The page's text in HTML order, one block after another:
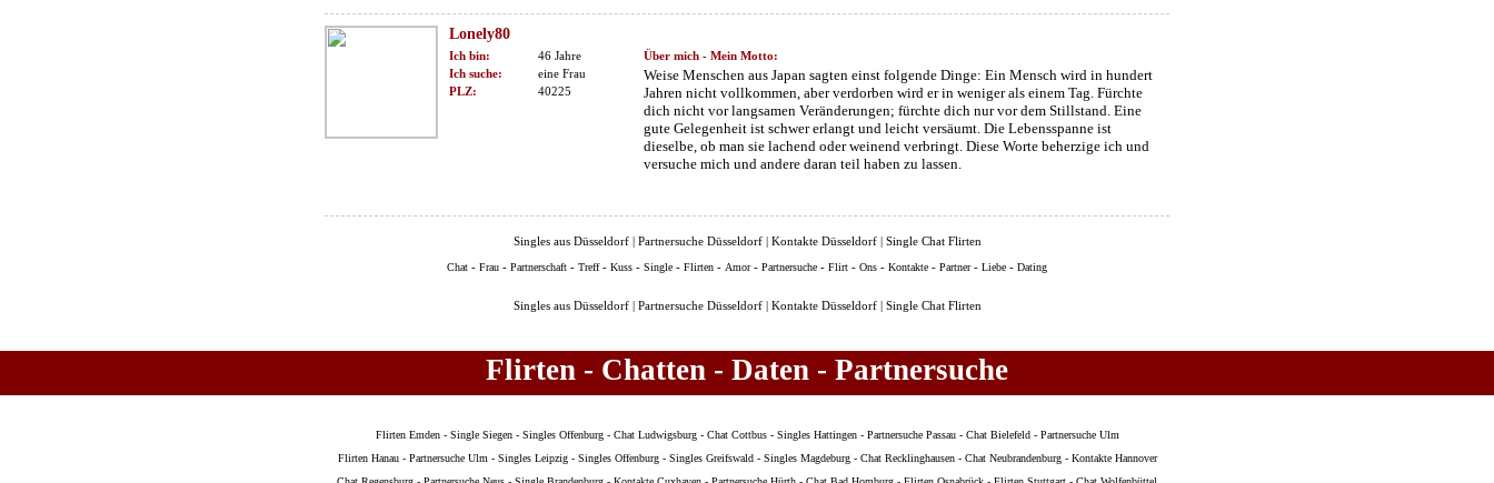
Lonely80
Ich bin:
46 Jahre
Ich suche:
eine Frau
PLZ:
40225
Über mich - Mein Motto:
Weise Menschen aus Japan sagten einst folgende Dinge: Ein Mensch wird in hundert
Jahren nicht vollkommen, aber verdorben wird er in weniger als einem Tag. Fürchte
dich nicht vor langsamen Veränderungen; fürchte dich nur vor dem Stillstand. Eine
gute Gelegenheit ist schwer erlangt und leicht versäumt. Die Lebensspanne ist
dieselbe, ob man sie lachend oder weinend verbringt. Diese Worte beherzige ich und
versuche mich und andere daran teil haben zu lassen.
Singles aus Düsseldorf | Partnersuche Düsseldorf | Kontakte Düsseldorf | Single Chat Flirten
Chat - Frau - Partnerschaft - Treff- Kuss - Single - Flirten - Amor- Partnersuche - Flirt - Ons - Kontakte - Partner- Liebe - Dating
Singles aus Düsseldorf | Partnersuche Düsseldorf | Kontakte Düsseldorf | Single Chat Flirten
Flirten - Chatten - Daten - Partnersuche
Flirten Emden- Single Siegen- Singles Offenburg- Chat Ludwigsburg- Chat Cottbus- Singles Hattingen- Partnersuche Passau- Chat Bielefeld- Partnersuche Ulm
Flirten Hanau- Partnersuche Ulm - Singles Leipzig- Singles Offenburg- Singles Greifswald- Singles Magdeburg- Chat Recklinghausen- Chat Neubrandenburg- Kontakte Hannover